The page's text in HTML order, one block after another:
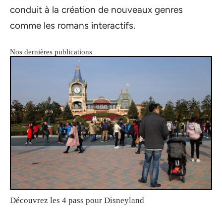
conduit à la création de nouveaux genres
comme les romans interactifs.
Nos dernières publications
Découvrez les 4 pass pour Disneyland